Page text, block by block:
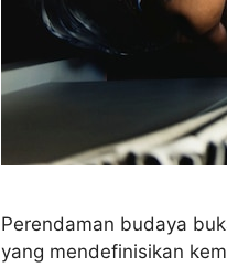
Perendaman budaya
yang mendefinisikan